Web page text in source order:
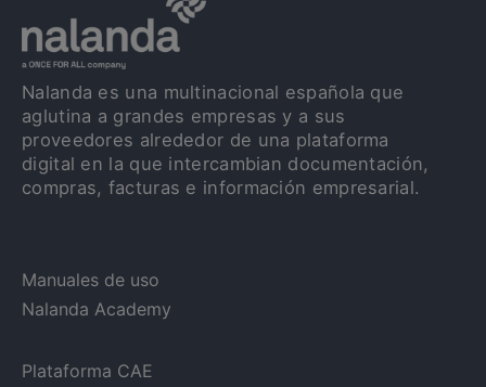
Nalanda es una multinacional española que
aglutina a grandes empresas y a sus
proveedores alrededor de una plataforma
digital en la que intercambian documentación,
compras, facturas e información empresarial.
Manuales de uso
Nalanda Academy
Plataforma CAE